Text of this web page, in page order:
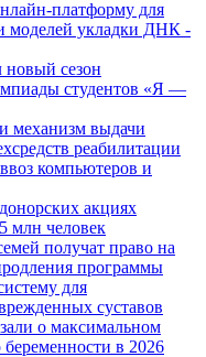
платформу для
моделей укладки ДНК -
новый сезон
студентов «Я —
механизм выдачи
реабилитации
компьютеров и
акциях
млн человек
получат право на
программы
для
суставов
о максимальном
беременности в 2026